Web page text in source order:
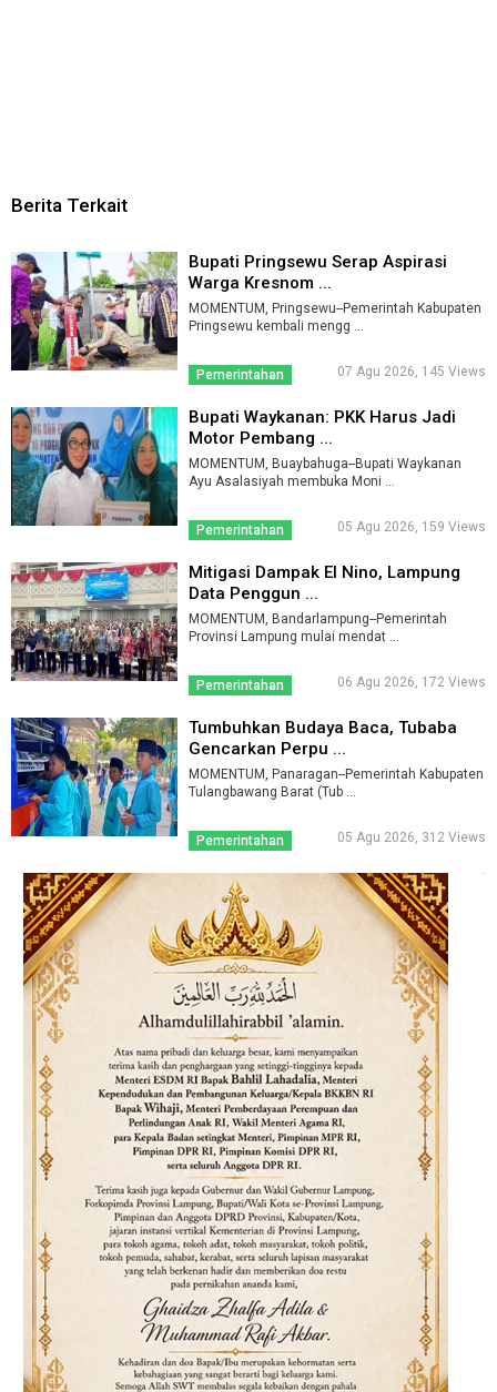
Berita Terkait
Bupati Pringsewu Serap Aspirasi
Warga Kresnom ...
MOMENTUM, Pringsewu--Pemerintah Kabupaten
Pringsewu kembali mengg ...
Pemerintahan 07 Agu 2026, 145 Views
Bupati Waykanan: PKK Harus Jadi
Motor Pembang ...
MOMENTUM, Buaybahuga--Bupati Waykanan
Ayu Asalasiyah membuka Moni ...
Pemerintahan 05 Agu 2026, 159 Views
Mitigasi Dampak El Nino, Lampung
Data Penggun ...
MOMENTUM, Bandarlampung--Pemerintah
Provinsi Lampung mulai mendat ...
Pemerintahan 06 Agu 2026, 172 Views
Tumbuhkan Budaya Baca, Tubaba
Gencarkan Perpu ...
MOMENTUM, Panaragan--Pemerintah Kabupaten
Tulangbawang Barat (Tub ...
Pemerintahan 05 Agu 2026, 312 Views